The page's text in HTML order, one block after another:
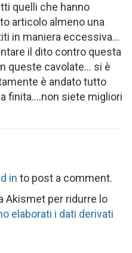
quelli che hanno
articolo almeno una
in maniera eccessiva…
il dito contro questa
queste cavolate… si è
è andato tutto
finita….non siete migliori
in to post a comment.
Akismet per ridurre lo
elaborati i dati derivati